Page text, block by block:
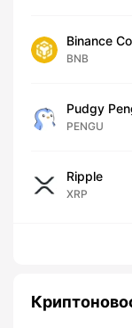
Binance
BNB
Pudgy
PENGU
Ripple
XRP